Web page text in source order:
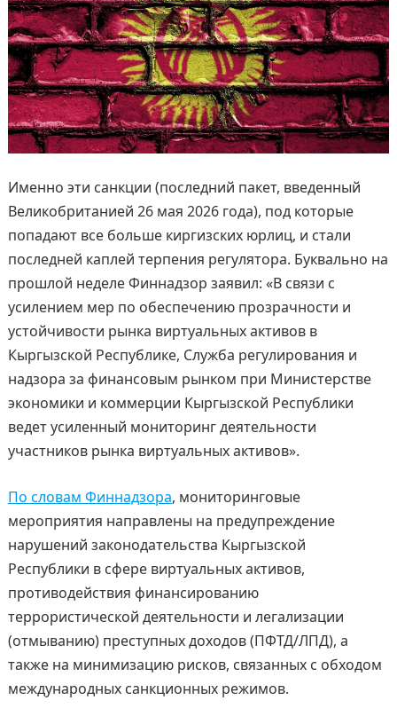
Именно эти санкции (последний пакет, введенный
Великобританией 26 мая 2026 года), под которые
попадают все больше киргизских юрлиц, и стали
последней каплей терпения регулятора. Буквально на
прошлой неделе Финнадзор заявил: «В связи с
усилением мер по обеспечению прозрачности и
устойчивости рынка виртуальных активов в
Кыргызской Республике, Служба регулирования и
надзора за финансовым рынком при Министерстве
экономики и коммерции Кыргызской Республики
ведет усиленный мониторинг деятельности
участников рынка виртуальных активов».
По словам Финнадзора, мониторинговые
мероприятия направлены на предупреждение
нарушений законодательства Кыргызской
Республики в сфере виртуальных активов,
противодействия финансированию
террористической деятельности и легализации
(отмыванию) преступных доходов (ПФТД/ЛПД), а
также на минимизацию рисков, связанных с обходом
международных санкционных режимов.